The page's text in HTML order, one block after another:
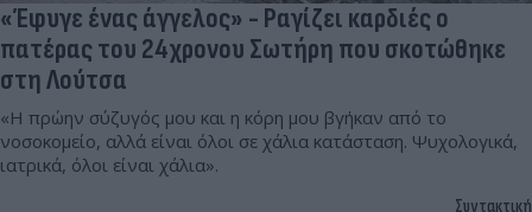
«Έφυγε ένας άγγελος» - Ραγίζει καρδιές ο
πατέρας του 24χρονου Σωτήρη που σκοτώθηκε
στη Λούτσα
«Η πρώην σύζυγός μου και η κόρη μου βγήκαν από το
νοσοκομείο, αλλά είναι όλοι σε χάλια κατάσταση. Ψυχολογικά,
ιατρικά, όλοι είναι χάλια».
Συντακτική